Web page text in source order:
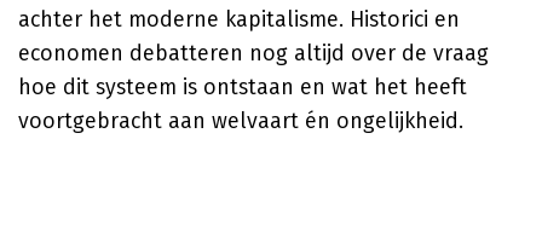
achter het moderne kapitalisme. Historici en
economen debatteren nog altijd over de vraag
hoe dit systeem is ontstaan en wat het heeft
voortgebracht aan welvaart én ongelijkheid.